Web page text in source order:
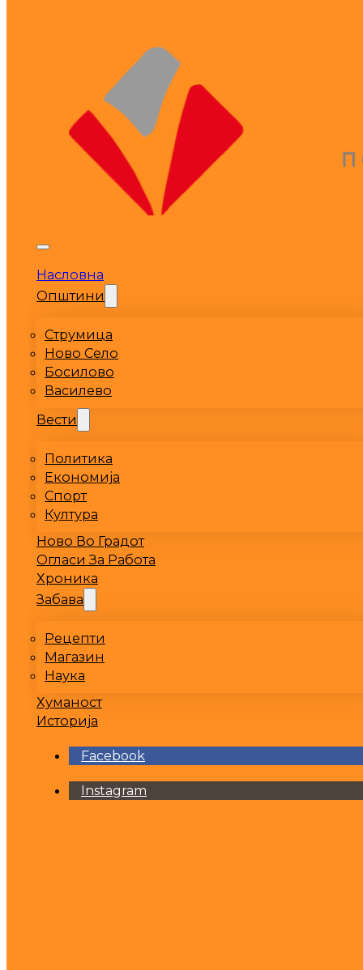
Насловна
Општини
Струмица
Ново Село
Босилово
Василево
Вести
Политика
Економија
Спорт
Култура
Ново Во Градот
Огласи За Работа
Хроника
Забава
Рецепти
Магазин
Наука
Хуманост
Историја
Facebook
Instagram